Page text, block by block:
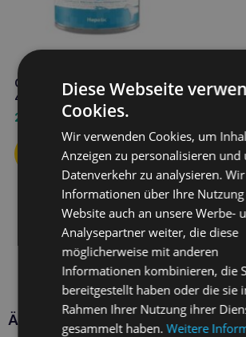
CALIBRA VD Dog Hepatic can
400g Leberunterstützung
2,90
Dose
Ähnliche Produkte
Diese Webseite
Cookies.
Wir verwenden Cookies, um
Anzeigen zu personalisieren und
Datenverkehr zu analysieren.
Informationen über Ihre
Website auch an unsere Werbe-
Analysepartner weiter, die diese
möglicherweise mit anderen
Informationen kombinieren, die
bereitgestellt haben oder die sie
Rahmen Ihrer Nutzung ihrer
gesammelt haben.Weitere